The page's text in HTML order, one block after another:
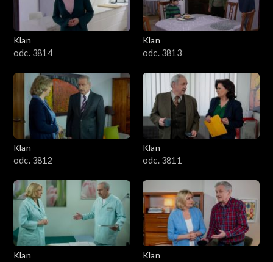
Klan
odc. 3814
Klan
odc. 3813
Klan
odc. 3812
Klan
odc. 3811
Klan
Klan